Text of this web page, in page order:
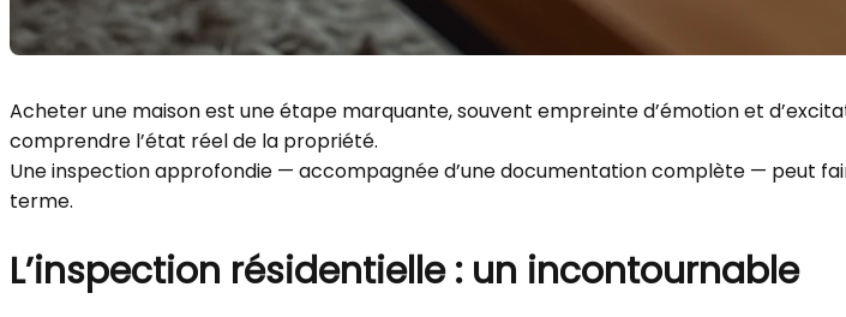
Acheter une maison est une étape marquante, souvent empreinte d’émotion et
comprendre l’état réel de la propriété.
Une inspection approfondie — accompagnée d’une documentation complète — peut
terme.
L’inspection résidentielle : un incontournable